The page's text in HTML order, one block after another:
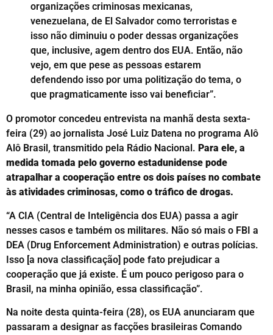
organizações criminosas mexicanas,
venezuelana, de El Salvador como terroristas e
isso não diminuiu o poder dessas organizações
que, inclusive, agem dentro dos EUA. Então, não
vejo, em que pese as pessoas estarem
defendendo isso por uma politização do tema, o
que pragmaticamente isso vai beneficiar”.
O promotor concedeu entrevista na manhã desta sexta-
feira (29) ao jornalista José Luiz Datena no programa Alô
Alô Brasil, transmitido pela Rádio Nacional. Para ele, a
medida tomada pelo governo estadunidense pode
atrapalhar a cooperação entre os dois países no combate
às atividades criminosas, como o tráfico de drogas.
“A CIA (Central de Inteligência dos EUA) passa a agir
nesses casos e também os militares. Não só mais o FBI a
DEA (Drug Enforcement Administration) e outras polícias.
Isso [a nova classificação] pode fato prejudicar a
cooperação que já existe. É um pouco perigoso para o
Brasil, na minha opinião, essa classificação”.
Na noite desta quinta-feira (28), os EUA anunciaram que
passaram a designar as facções brasileiras Comando